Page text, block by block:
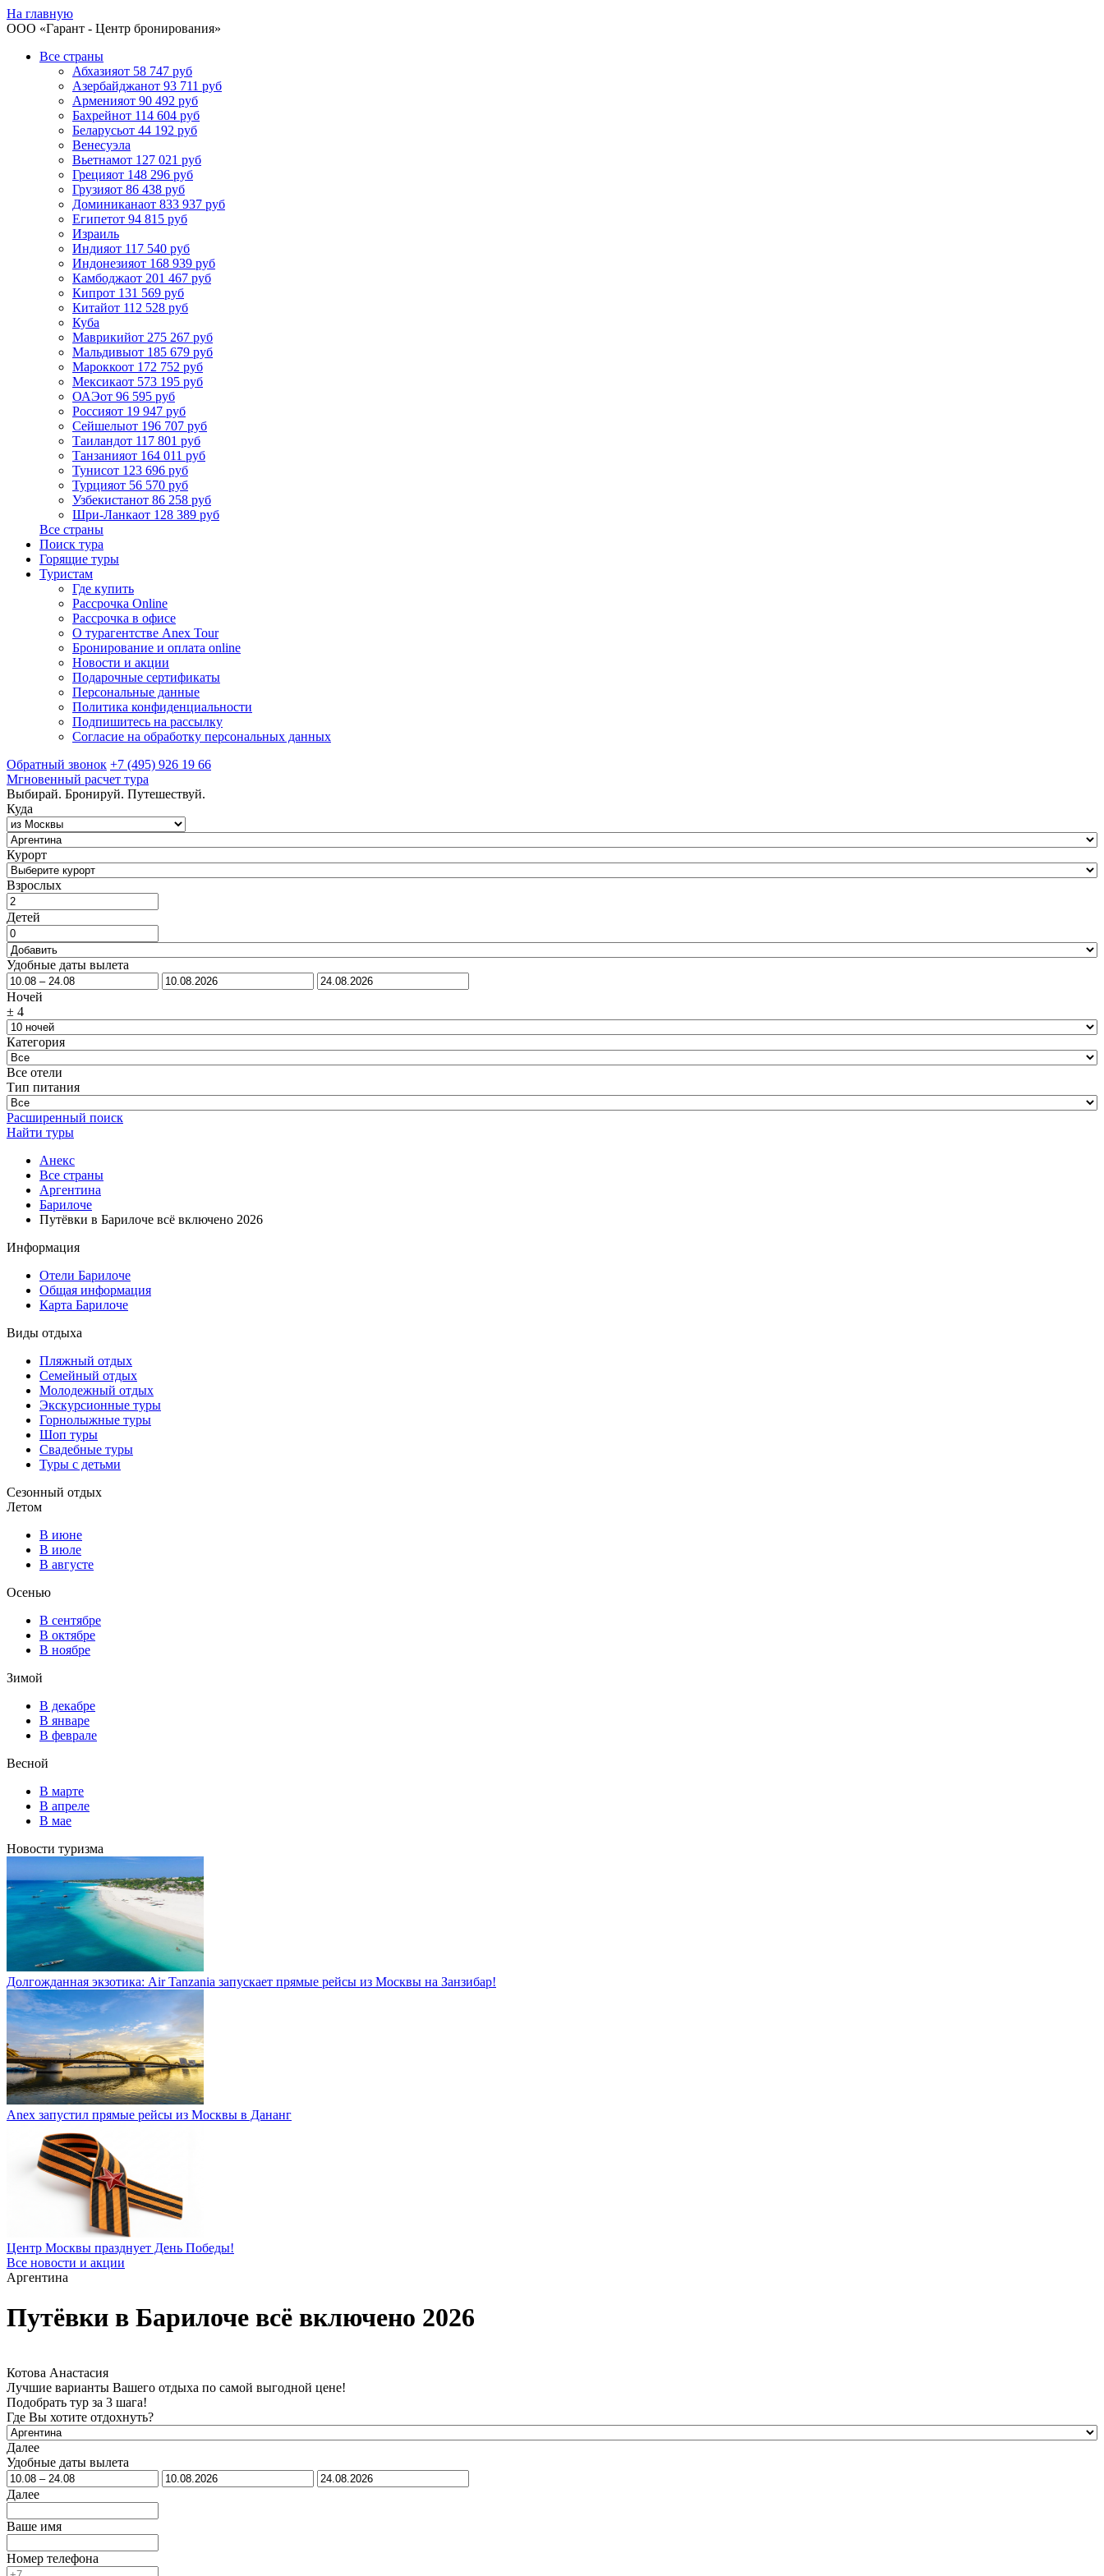
На главную
ООО «Гарант - Центр бронирования»
Все страны
Абхазияот 58 747 руб
Азербайджанот 93 711 руб
Арменияот 90 492 руб
Бахрейнот 114 604 руб
Беларусьот 44 192 руб
Венесуэла
Вьетнамот 127 021 руб
Грецияот 148 296 руб
Грузияот 86 438 руб
Доминиканаот 833 937 руб
Египетот 94 815 руб
Израиль
Индияот 117 540 руб
Индонезияот 168 939 руб
Камбоджаот 201 467 руб
Кипрот 131 569 руб
Китайот 112 528 руб
Куба
Маврикийот 275 267 руб
Мальдивыот 185 679 руб
Мароккоот 172 752 руб
Мексикаот 573 195 руб
ОАЭот 96 595 руб
Россияот 19 947 руб
Сейшелыот 196 707 руб
Таиландот 117 801 руб
Танзанияот 164 011 руб
Тунисот 123 696 руб
Турцияот 56 570 руб
Узбекистанот 86 258 руб
Шри-Ланкаот 128 389 руб
Все страны
Поиск тура
Горящие туры
Туристам
Где купить
Рассрочка Online
Рассрочка в офисе
О турагентстве Anex Tour
Бронирование и оплата online
Новости и акции
Подарочные сертификаты
Персональные данные
Политика конфиденциальности
Подпишитесь на рассылку
Согласие на обработку персональных данных
Обратный звонок +7 (495) 926 19 66
Мгновенный расчет тура
Выбирай. Бронируй. Путешествуй.
Куда
Курорт
Взрослых
Детей
Удобные даты вылета
Ночей
± 4
Категория
Все отели
Тип питания
Расширенный поиск
Найти туры
Анекс
Все страны
Аргентина
Барилоче
Путёвки в Барилоче всё включено 2026
Информация
Отели Барилоче
Общая информация
Карта Барилоче
Виды отдыха
Пляжный отдых
Семейный отдых
Молодежный отдых
Экскурсионные туры
Горнолыжные туры
Шоп туры
Свадебные туры
Туры с детьми
Сезонный отдых
Летом
В июне
В июле
В августе
Осенью
В сентябре
В октябре
В ноябре
Зимой
В декабре
В январе
В феврале
Весной
В марте
В апреле
В мае
Новости туризма
Долгожданная экзотика: Air Tanzania запускает прямые рейсы из Москвы на Занзибар!
Anex запустил прямые рейсы из Москвы в Дананг
Центр Москвы празднует День Победы!
Все новости и акции
Аргентина
Путёвки в Барилоче всё включено 2026
Котова Анастасия
Лучшие варианты Вашего отдыха по самой выгодной цене!
Подобрать тур за 3 шага!
Где Вы хотите отдохнуть?
Далее
Удобные даты вылета
Далее
Ваше имя
Номер телефона